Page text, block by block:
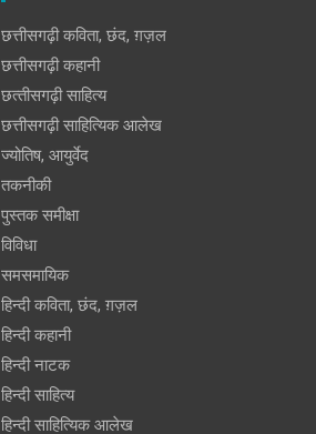
छत्तीसगढ़ी कविता, छंद, ग़ज़ल
छत्तीसगढ़ी कहानी
छत्‍तीसगढ़ी साहित्‍य
छत्तीसगढ़ी साहित्यिक आलेख
ज्योतिष, आयुर्वेद
तकनीकी
पुस्‍तक समीक्षा
विविधा
समसमायिक
हिन्दी कविता, छंद, ग़ज़ल
हिन्दी कहानी
हिन्‍दी नाटक
हिन्दी साहित्य
हिन्दी साहित्यिक आलेख